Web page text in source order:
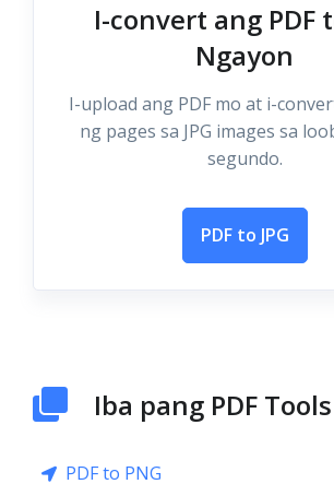
I-convert ang PDF
Ngayon
I-upload ang PDF mo at i-
ng pages sa JPG images sa
segundo.
PDF to JPG
Iba pang PDF
PDF to PNG